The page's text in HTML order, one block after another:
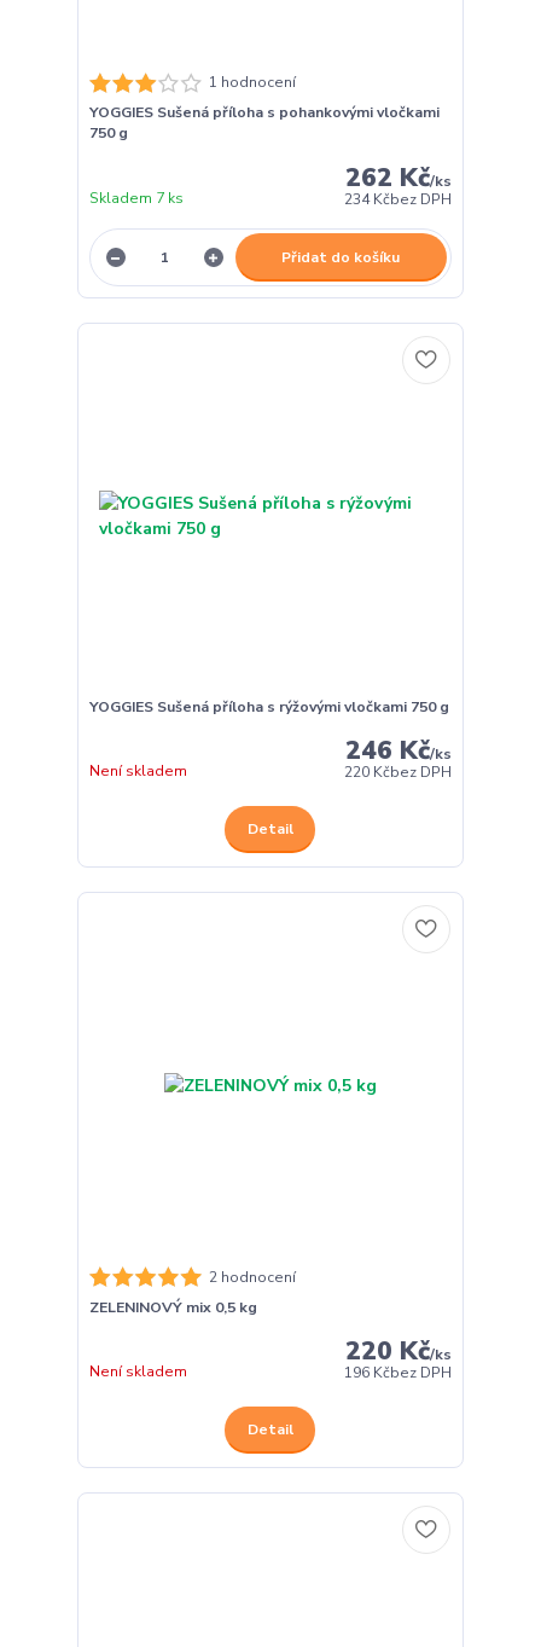
1 hodnocení
YOGGIES Sušená příloha s pohankovými vločkami
750 g
262 Kč/ks
234 Kčbez DPH
Skladem 7 ks
Přidat do košíku
YOGGIES Sušená příloha s rýžovými vločkami 750 g
246 Kč/ks
220 Kčbez DPH
Není skladem
Detail
2 hodnocení
ZELENINOVÝ mix 0,5 kg
220 Kč/ks
196 Kčbez DPH
Není skladem
Detail